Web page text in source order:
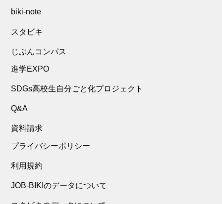
biki-note
スタビキ
じぶんコンパス
進学EXPO
SDGs高校生自分ごと化プロジェクト
Q&A
資料請求
プライバシーポリシー
利用規約
JOB-BIKIのデータについて